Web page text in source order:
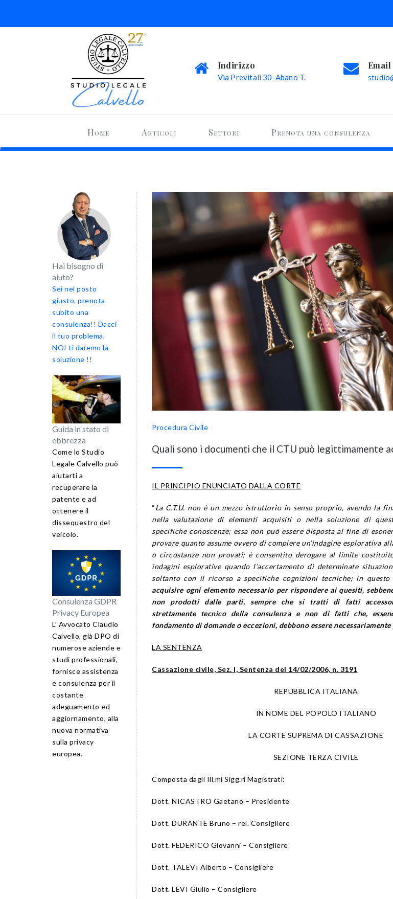
Indirizzo
Via Previtali 30-Abano T.
Email
Home Articoli Settori Prenota una consulenza
Hai bisogno di
aiuto?
Sei nel posto
giusto, prenota
subito una
consulenza!! Dacci
il tuo problema,
NOI ti daremo la
soluzione !!
Guida in stato di
ebbrezza
Come lo Studio
Legale Calvello può
aiutarti a
recuperare la
patente e ad
ottenere il
dissequestro del
veicolo.
Consulenza GDPR
Privacy Europea
L’ Avvocato Claudio
Calvello, già DPO di
numerose aziende e
studi professionali,
fornisce assistenza
e consulenza per il
costante
adeguamento ed
aggiornamento, alla
nuova normativa
sulla privacy
europea.
Procedura Civile
Quali sono i documenti che il CTU può legittimamente
IL PRINCIPIO ENUNCIATO DALLA CORTE
“La C.T.U. non è un mezzo istruttorio in senso proprio, avendo la
nella valutazione di elementi acquisiti o nella soluzione di
specifiche conoscenze; essa non può essere disposta al fine di
provare quanto assume ovvero di compiere un’indagine esplorativa
o circostanze non provati; è consentito derogare al limite
indagini esplorative quando l’accertamento di determinate
soltanto con il ricorso a specifiche cognizioni tecniche; in questo
acquisire ogni elemento necessario per rispondere ai quesiti,
non prodotti dalle parti, sempre che si tratti di fatti
strettamente tecnico della consulenza e non di fatti che,
fondamento di domande o eccezioni, debbono essere
LA SENTENZA
Cassazione civile, Sez. I, Sentenza del 14/02/2006, n. 3191
REPUBBLICA ITALIANA
IN NOME DEL POPOLO ITALIANO
LA CORTE SUPREMA DI CASSAZIONE
SEZIONE TERZA CIVILE
Composta dagli Ill.mi Sigg.ri Magistrati:
Dott. NICASTRO Gaetano – Presidente
Dott. DURANTE Bruno – rel. Consigliere
Dott. FEDERICO Giovanni – Consigliere
Dott. TALEVI Alberto – Consigliere
Dott. LEVI Giulio – Consigliere